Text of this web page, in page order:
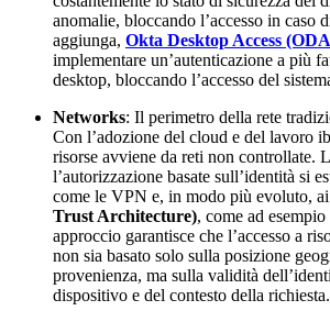
anomalie, bloccando l’accesso in caso
aggiunga, Okta Desktop Access
implementare un’autenticazione a più
desktop, bloccando l’accesso del
Networks: Il perimetro della rete
Con l’adozione del cloud e del lavoro
risorse avviene da reti non controllate.
l’autorizzazione basate sull’identità si
come le VPN e, in modo più evoluto, ai
Trust Architecture), come ad esempio
approccio garantisce che l’accesso a
non sia basato solo sulla posizione
provenienza, ma sulla validità
dispositivo e del contesto della richiesta.